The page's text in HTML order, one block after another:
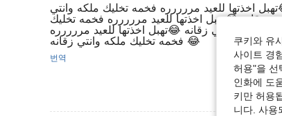
اخذتها للعيد مررررره فخمه تخليك ملكه وانتي
زقانه 😂تهبل اخذتها للعيد مررررره فخمه تخليك
ملكه وانتي زقانه 😂تهبل اخذتها للعيد مررررره
فخمه تخليك ملكه وانتي زقانه 😂
번역
쿠키와 유
사이트 경
허용"을 선
인화에 도
키만 허용
니다. 사용